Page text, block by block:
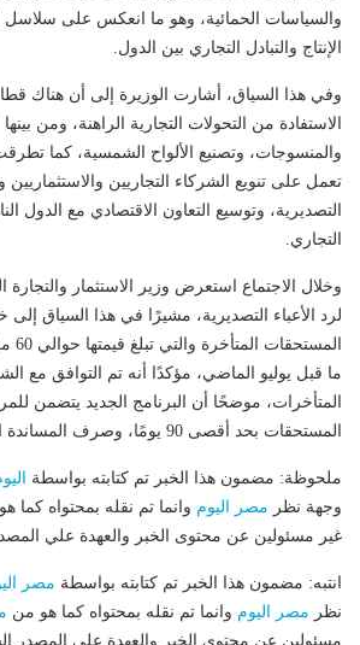
والسياسات الحمائية، وهو ما انعكس على سلاسل
الإنتاج والتبادل التجاري بين الدول.
وفي هذا السياق، أشارت الوزيرة إلى أن هناك
الاستفادة من التحولات التجارية الراهنة، ومن
والمنسوجات، وتصنيع الألواح الشمسية، كما
تعمل على تنويع الشركاء التجاريين والاستثماريين
التصديرية، وتوسيع التعاون الاقتصادي مع الدول
التجاري.
وخلال الاجتماع استعرض وزير الاستثمار والتجارة
لرد الأعباء التصديرية، مشيرًا في هذا السياق
ما قبل يوليو الماضي، مؤكدًا أنه تم التوافق مع
المتأخرات، موضحًا أن البرنامج الجديد يتضمن
المستحقات بحد أقصى 90 يومًا، وصرف المساندة التصديرية بشكل كامل.
ملحوظة: مضمون هذا الخبر تم كتابته بواسطة
وجهة نظر مصر اليوم وانما تم نقله بمحتواه كما
غير مسئولين عن محتوى الخبر والعهدة علي
انتبه: مضمون هذا الخبر تم كتابته بواسطة مصر
نظر مصر اليوم وانما تم نقله بمحتواه كما هو من
مسئولين عن محتوى الخبر والعهدة علي المصدر